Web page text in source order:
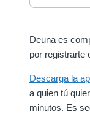
Deuna es
por registrarte
Descarga la
a quien tú
minutos. Es